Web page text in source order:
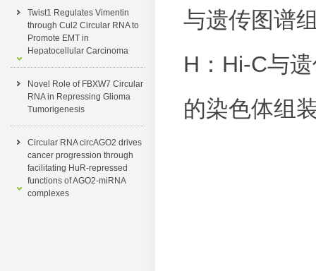
Twist1 Regulates Vimentin
through Cul2 Circular RNA to
Promote EMT in
Hepatocellular Carcinoma
Novel Role of FBXW7 Circular
RNA in Repressing Glioma
Tumorigenesis
Circular RNA circAGO2 drives
cancer progression through
facilitating HuR-repressed
functions of AGO2-miRNA
complexes
与遗传图谱
H：Hi-C与
的染色体组